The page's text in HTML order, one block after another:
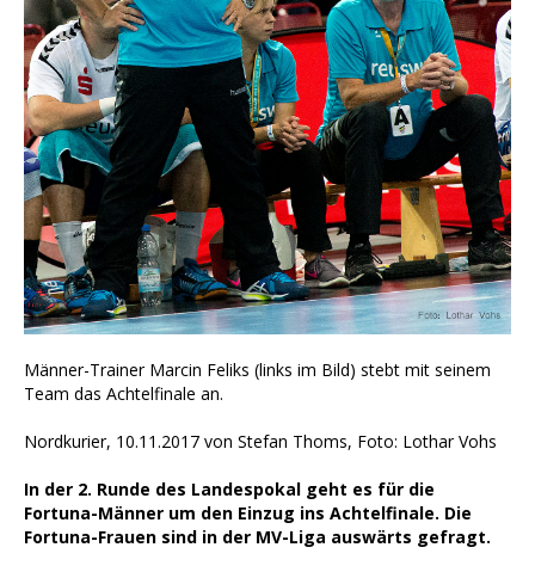
Männer-Trainer Marcin Feliks (links im Bild) stebt mit seinem
Team das Achtelfinale an.
Nordkurier, 10.11.2017 von Stefan Thoms, Foto: Lothar Vohs
In der 2. Runde des Landespokal geht es für die
Fortuna-Männer um den Einzug ins Achtelfinale. Die
Fortuna-Frauen sind in der MV-Liga auswärts gefragt.